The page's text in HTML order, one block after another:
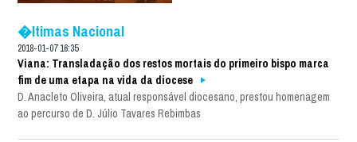
�ltimas Nacional
2018-01-07 16:35
Viana: Transladação dos restos mortais do primeiro bispo marca
fim de uma etapa na vida da diocese
D. Anacleto Oliveira, atual responsável diocesano, prestou homenagem
ao percurso de D. Júlio Tavares Rebimbas